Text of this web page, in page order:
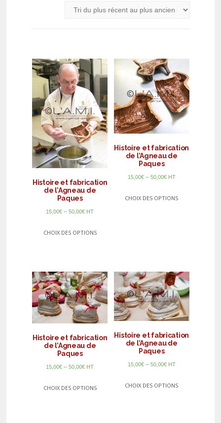
Histoire et fabrication
de l’Agneau de
Paques
15,00€ –50,00€ HT
CHOIX DES OPTIONS
Histoire et fabrication
de l’Agneau de
Paques
15,00€– 50,00€ HT
CHOIX DES OPTIONS
Histoire et fabrication
de l’Agneau de
Paques
15,00€ –50,00€ HT
CHOIX DES OPTIONS
Histoire et fabrication
de l’Agneau de
Paques
15,00€– 50,00€ HT
CHOIX DES OPTIONS